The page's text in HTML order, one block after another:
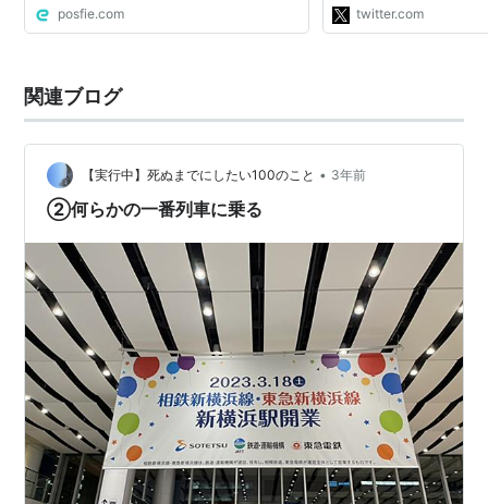
posfie.com twitter.com
関連ブログ
【実行中】死ぬまでにしたい100のこと • 3年前
②何らかの一番列車に乗る